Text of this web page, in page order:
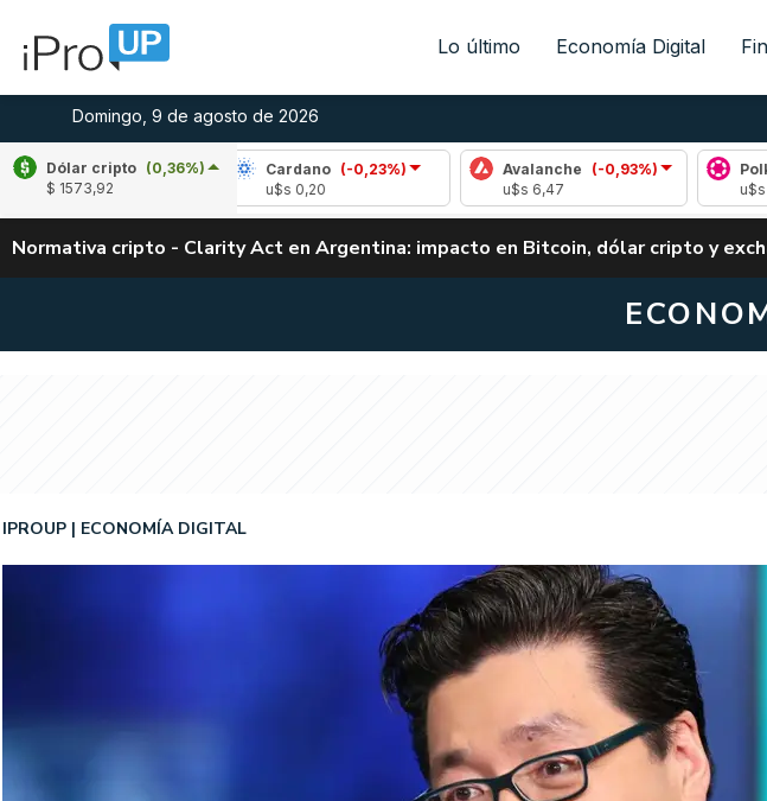
Lo último Economía Digital
Domingo, 9 de agosto de 2026
Dólar cripto (0,36%)
$ 1573,92
(-0,37%)
Cardano (-0,23%)
Avalanche (-0,93%)
Polkadot (-
Normativa cripto - Clarity Act en Argentina: impacto en Bitcoin, dólar cripto y
IPROUP ECONOMÍA DIGITAL